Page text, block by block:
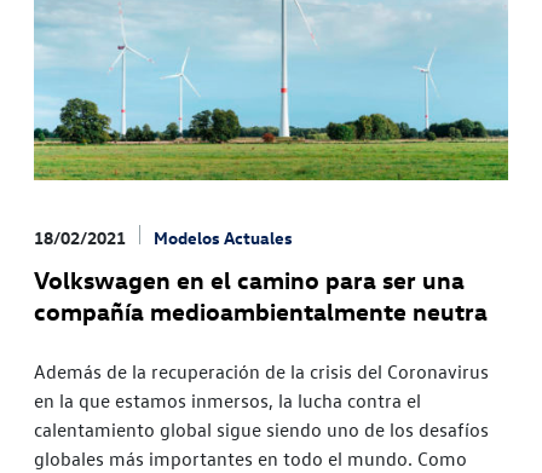
18/02/2021 Modelos Actuales
Volkswagen en el camino para ser una
compañía medioambientalmente neutra
Además de la recuperación de la crisis del Coronavirus
en la que estamos inmersos, la lucha contra el
calentamiento global sigue siendo uno de los desafíos
globales más importantes en todo el mundo. Como